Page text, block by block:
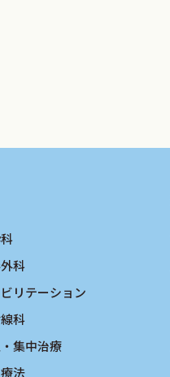
科
リテーション
科
集中治療
法